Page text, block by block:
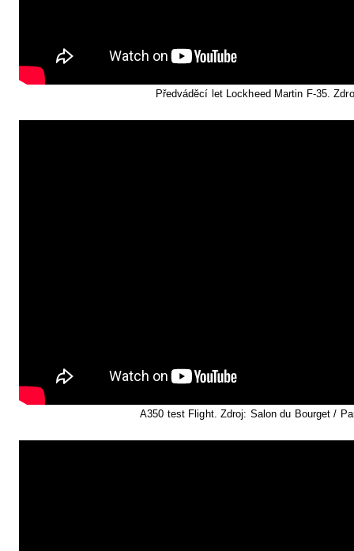
Předváděcí let Lockheed Martin F-35.
A350 test Flight. Zdroj: Salon du Bourget /